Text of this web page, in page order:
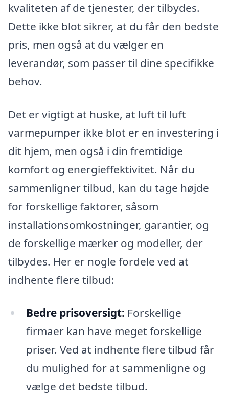
kvaliteten af de tjenester, der tilbydes.
Dette ikke blot sikrer, at du får den bedste
pris, men også at du vælger en
leverandør, som passer til dine specifikke
behov.
Det er vigtigt at huske, at luft til luft
varmepumper ikke blot er en investering i
dit hjem, men også i din fremtidige
komfort og energieffektivitet. Når du
sammenligner tilbud, kan du tage højde
for forskellige faktorer, såsom
installationsomkostninger, garantier, og
de forskellige mærker og modeller, der
tilbydes. Her er nogle fordele ved at
indhente flere tilbud:
Bedre prisoversigt: Forskellige
firmaer kan have meget forskellige
priser. Ved at indhente flere tilbud får
du mulighed for at sammenligne og
vælge det bedste tilbud.